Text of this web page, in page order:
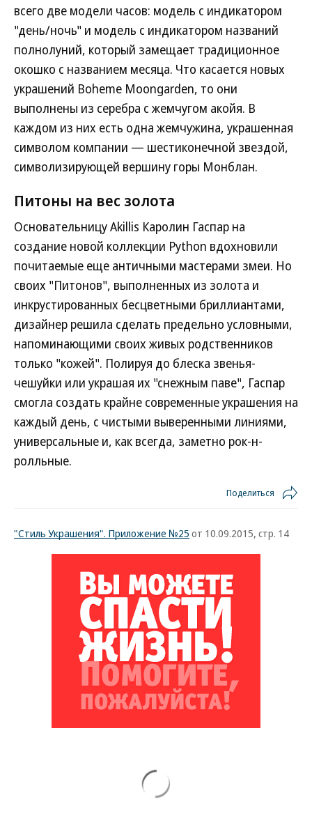
всего две модели часов: модель с индикатором
"день/ночь" и модель с индикатором названий
полнолуний, который замещает традиционное
окошко с названием месяца. Что касается новых
украшений Boheme Moongarden, то они
выполнены из серебра с жемчугом акойя. В
каждом из них есть одна жемчужина, украшенная
символом компании — шестиконечной звездой,
символизирующей вершину горы Монблан.
Питоны на вес золота
Основательницу Akillis Каролин Гаспар на
создание новой коллекции Python вдохновили
почитаемые еще античными мастерами змеи. Но
своих "Питонов", выполненных из золота и
инкрустированных бесцветными бриллиантами,
дизайнер решила сделать предельно условными,
напоминающими своих живых родственников
только "кожей". Полируя до блеска звенья-
чешуйки или украшая их "снежным паве", Гаспар
смогла создать крайне современные украшения на
каждый день, с чистыми выверенными линиями,
универсальные и, как всегда, заметно рок-н-
ролльные.
Поделиться
"Стиль Украшения". Приложение №25 от 10.09.2015, стр. 14